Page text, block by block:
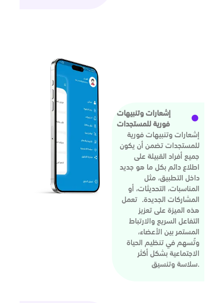
إشعارات وتنبيهات
فورية للمستجدات
إشعارات وتنبيهات فورية
للمستجدات تضمن أن يكون
جميع أفراد القبيلة على
اطلاع دائم بكل ما هو جديد
داخل التطبيق، مثل
المناسبات، التحديثات، أو
المشاركات الجديدة. تعمل
هذه الميزة على تعزيز
التفاعل السريع والارتباط
المستمر بين الأعضاء،
وتُسهم في تنظيم الحياة
الاجتماعية بشكل أكثر
سلاسة وتنسيق.